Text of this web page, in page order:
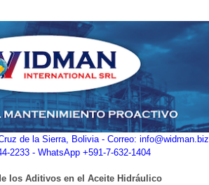
de la Sierra, Bolivia - Correo: info@widman.biz
2233 - WhatsApp +591-7-632-1404
los Aditivos en el Aceite Hidráulico